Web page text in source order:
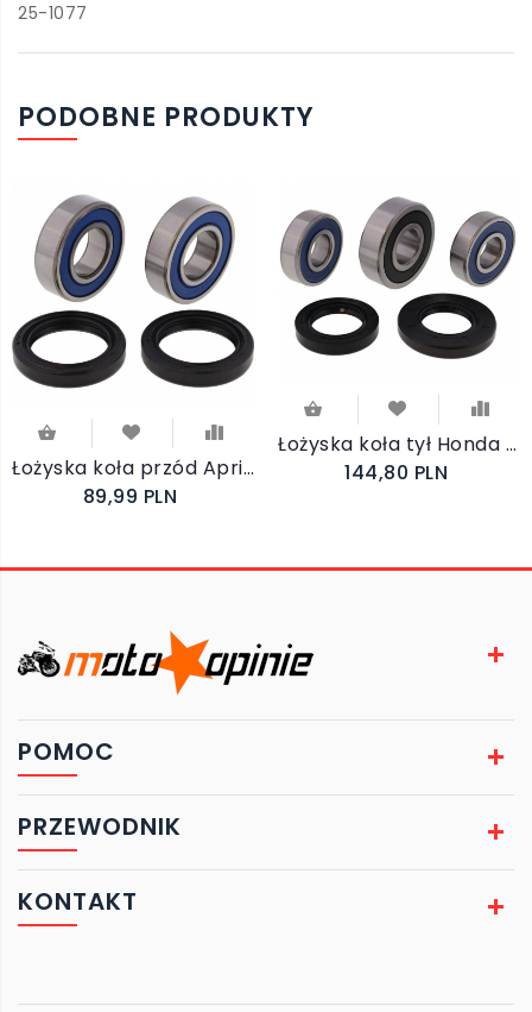
25-1077
PODOBNE PRODUKTY
Łożyska koła przód Aprilia Pegaso 650 1997-2014 All Balls
89,99 PLN
Łożyska koła tył Honda CBR 650 F 2014-2019 / CBR 650 R 2019-2025
144,80 PLN
POMOC
PRZEWODNIK
KONTAKT